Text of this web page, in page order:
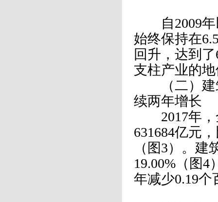
自2009年
始终保持在
回升，达到
支柱产业的
（二）建
续两年增长
2017年，
631684亿元
（图3）。
19.00%（图4
年减少0.19个